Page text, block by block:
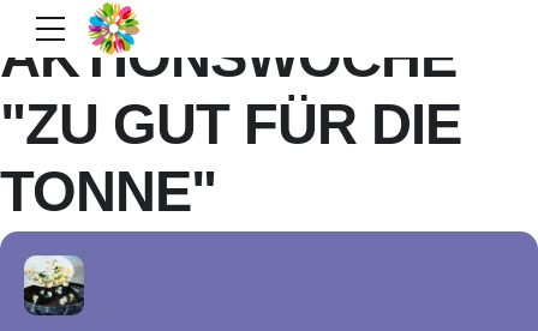
AKTIONSWOCHE
"ZU GUT FÜR DIE
TONNE"